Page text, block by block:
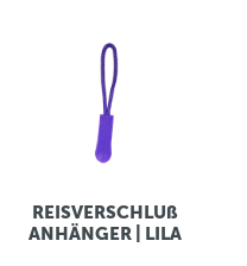
REISVERSCHLUß
ANHÄNGER | LILA